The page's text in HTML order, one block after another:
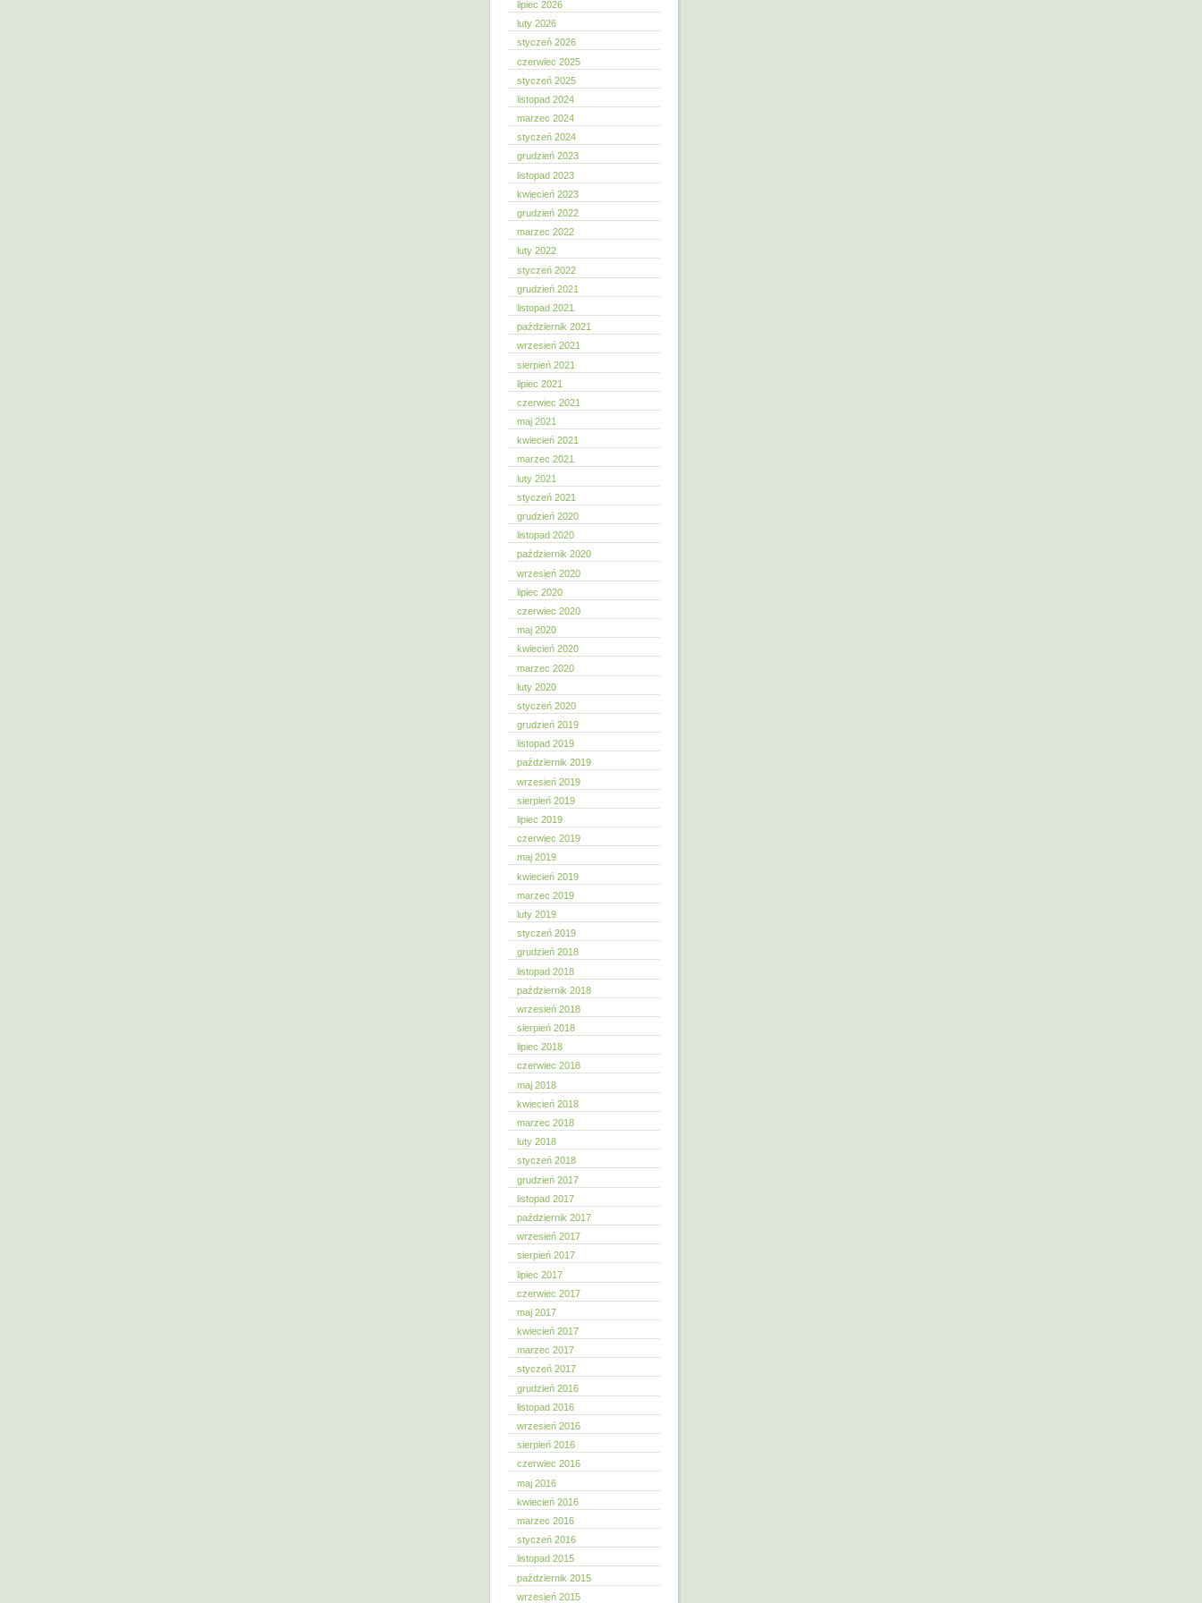
lipiec 2026
luty 2026
styczeń 2026
czerwiec 2025
styczeń 2025
listopad 2024
marzec 2024
styczeń 2024
grudzień 2023
listopad 2023
kwiecień 2023
grudzień 2022
marzec 2022
luty 2022
styczeń 2022
grudzień 2021
listopad 2021
październik 2021
wrzesień 2021
sierpień 2021
lipiec 2021
czerwiec 2021
maj 2021
kwiecień 2021
marzec 2021
luty 2021
styczeń 2021
grudzień 2020
listopad 2020
październik 2020
wrzesień 2020
lipiec 2020
czerwiec 2020
maj 2020
kwiecień 2020
marzec 2020
luty 2020
styczeń 2020
grudzień 2019
listopad 2019
październik 2019
wrzesień 2019
sierpień 2019
lipiec 2019
czerwiec 2019
maj 2019
kwiecień 2019
marzec 2019
luty 2019
styczeń 2019
grudzień 2018
listopad 2018
październik 2018
wrzesień 2018
sierpień 2018
lipiec 2018
czerwiec 2018
maj 2018
kwiecień 2018
marzec 2018
luty 2018
styczeń 2018
grudzień 2017
listopad 2017
październik 2017
wrzesień 2017
sierpień 2017
lipiec 2017
czerwiec 2017
maj 2017
kwiecień 2017
marzec 2017
styczeń 2017
grudzień 2016
listopad 2016
wrzesień 2016
sierpień 2016
czerwiec 2016
maj 2016
kwiecień 2016
marzec 2016
styczeń 2016
listopad 2015
październik 2015
wrzesień 2015